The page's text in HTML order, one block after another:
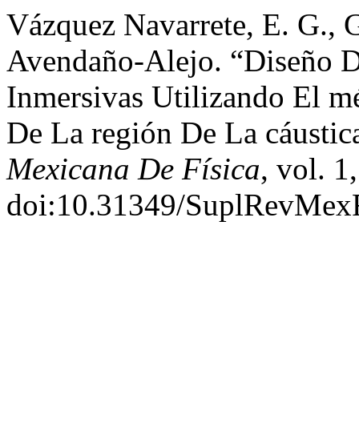
Vázquez Navarrete, E. G.,
Avendaño-Alejo. “Diseño
Inmersivas Utilizando El
De La región De La
Mexicana De Física, vol.
doi:10.31349/